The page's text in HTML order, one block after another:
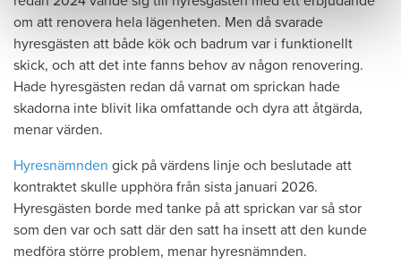
om att renovera hela lägenheten. Men då svarade
hyresgästen att både kök och badrum var i funktionellt
skick, och att det inte fanns behov av någon renovering.
Hade hyresgästen redan då varnat om sprickan hade
skadorna inte blivit lika omfattande och dyra att åtgärda,
menar värden.
Hyresnämnden gick på värdens linje och beslutade att
kontraktet skulle upphöra från sista januari 2026.
Hyresgästen borde med tanke på att sprickan var så stor
som den var och satt där den satt ha insett att den kunde
medföra större problem, menar hyresnämnden.